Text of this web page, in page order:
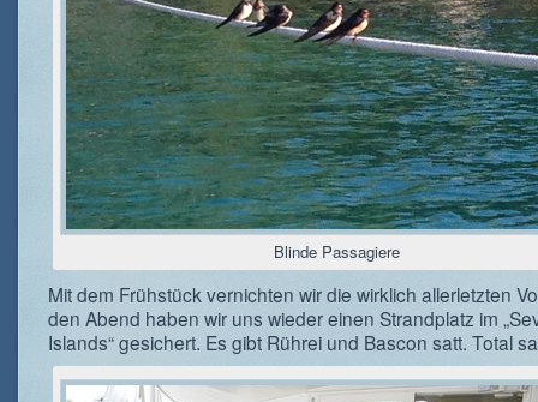
Blinde Passagiere
Mit dem Frühstück vernichten wir die wirklich allerletzten
den Abend haben wir uns wieder einen Strandplatz im
Islands“ gesichert. Es gibt Rührei und Bascon satt. Total